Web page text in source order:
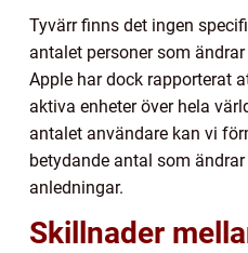
Tyvärr finns det ingen
antalet personer som
Apple har dock rapporterat
aktiva enheter över hela
antalet användare kan vi
betydande antal som
anledningar.
Skillnader